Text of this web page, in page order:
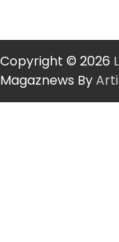
Copyright © 2026
Magaznews By